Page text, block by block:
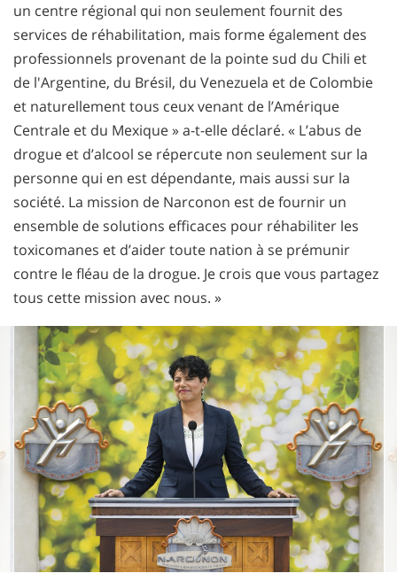
un centre régional qui non seulement fournit des
services de réhabilitation, mais forme également des
professionnels provenant de la pointe sud du Chili et
de l'Argentine, du Brésil, du Venezuela et de Colombie
et naturellement tous ceux venant de l’Amérique
Centrale et du Mexique » a-t-elle déclaré. « L’abus de
drogue et d’alcool se répercute non seulement sur la
personne qui en est dépendante, mais aussi sur la
société. La mission de Narconon est de fournir un
ensemble de solutions efficaces pour réhabiliter les
toxicomanes et d’aider toute nation à se prémunir
contre le fléau de la drogue. Je crois que vous partagez
tous cette mission avec nous. »